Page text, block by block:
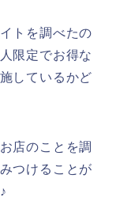
トを調べたの
限定でお得な
しているかど
店のことを調
つけることが